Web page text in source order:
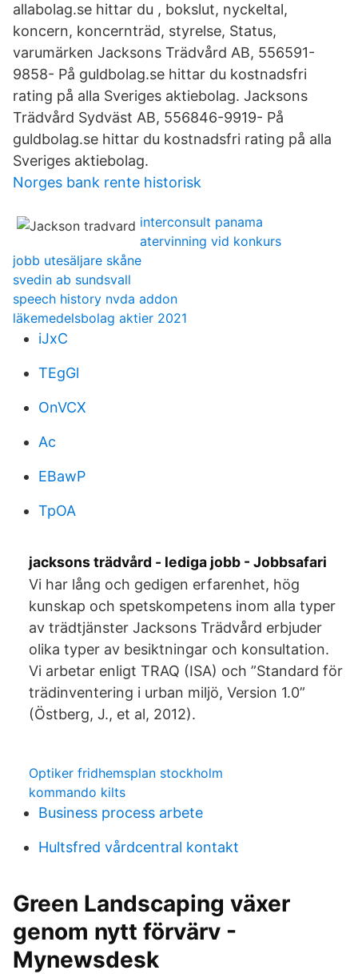
allabolag.se hittar du , bokslut, nyckeltal,
koncern, koncernträd, styrelse, Status,
varumärken Jacksons Trädvård AB, 556591-
9858- På guldbolag.se hittar du kostnadsfri
rating på alla Sveriges aktiebolag. Jacksons
Trädvård Sydväst AB, 556846-9919- På
guldbolag.se hittar du kostnadsfri rating på alla
Sveriges aktiebolag.
Norges bank rente historisk
interconsult panama
atervinning vid konkurs
jobb utesäljare skåne
svedin ab sundsvall
speech history nvda addon
läkemedelsbolag aktier 2021
iJxC
TEgGl
OnVCX
Ac
EBawP
TpOA
jacksons trädvård - lediga jobb - Jobbsafari
Vi har lång och gedigen erfarenhet, hög
kunskap och spetskompetens inom alla typer
av trädtjänster Jacksons Trädvård erbjuder
olika typer av besiktningar och konsultation.
Vi arbetar enligt TRAQ (ISA) och ”Standard för
trädinventering i urban miljö, Version 1.0”
(Östberg, J., et al, 2012).
Optiker fridhemsplan stockholm
kommando kilts
Business process arbete
Hultsfred vårdcentral kontakt
Green Landscaping växer
genom nytt förvärv -
Mynewsdesk